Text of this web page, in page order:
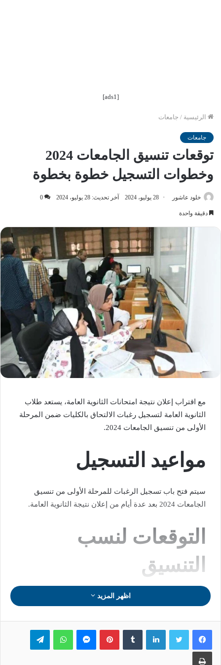
[ads1]
الرئيسية / جامعات
جامعات
توقعات تنسيق الجامعات 2024
وخطوات التسجيل خطوة بخطوة
خلود عاشور 28 يوليو، 2024 آخر تحديث: 28 يوليو، 2024 0
دقيقة واحدة
مع اقتراب إعلان نتيجة امتحانات الثانوية العامة، يستعد طلاب
الثانوية العامة لتسجيل رغبات الالتحاق بالكليات ضمن المرحلة
الأولى من تنسيق الجامعات 2024.
مواعيد التسجيل
سيتم فتح باب تسجيل الرغبات للمرحلة الأولى من تنسيق
الجامعات 2024 بعد عدة أيام من إعلان نتيجة الثانوية العامة.
التوقعات لنسب
التنسيق
توقعات تنسيق الجامعات 2024 تشير إلى نسب محددة لكل
شعبة، فتكون للشعبة علمي علوم 88.4%، وللشعبة علمي
رياضة 80%، وبينما تصل النسبة لطلاب الشعبة الأدبية 65.7%.
اظهر المزيد
لينكدإن بينتيريستماسنجر واتساب تيلقرام
طباعة